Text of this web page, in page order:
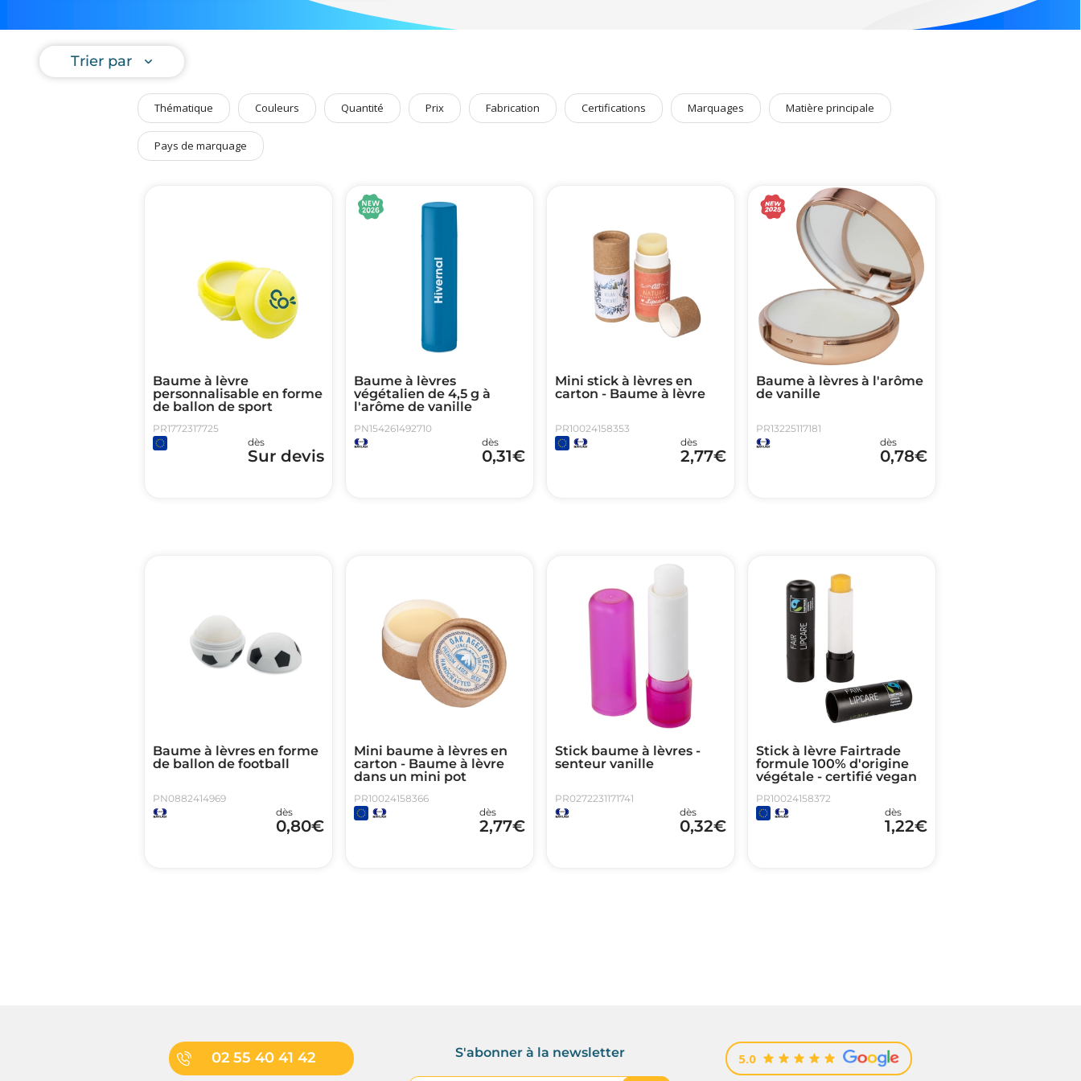
Bien être & Sécurité
Sports, loisirs & jouets
Accessoires Auto & Vélo
PLV & Mobiliers Pub
Trier par
Thématique Couleurs Quantité Prix Fabrication Certifications Marquages Matière principale
Pays de marquage
Baume à lèvre
personnalisable en forme
de ballon de sport
PR1772317725
dès
Sur devis
Baume à lèvres
végétalien de 4,5 g à
l'arôme de vanille
PN154261492710
dès
0,31€
Mini stick à lèvres en
carton - Baume à lèvre
PR10024158353
dès
2,77€
Baume à lèvres à l'arôme
de vanille
PR13225117181
dès
0,78€
Baume à lèvres en forme
de ballon de football
PN0882414969
dès
0,80€
Mini baume à lèvres en
carton - Baume à lèvre
dans un mini pot
PR10024158366
dès
2,77€
Stick baume à lèvres -
senteur vanille
PR0272231171741
dès
0,32€
Stick à lèvre Fairtrade
formule 100% d'origine
végétale - certifié vegan
PR10024158372
dès
1,22€
02 55 40 41 42 S'abonner à la newsletter 5.0